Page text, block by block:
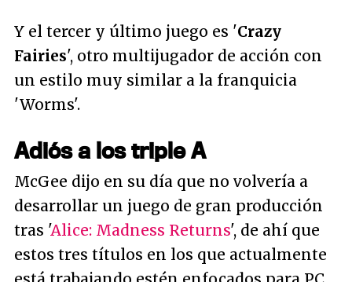
Y el tercer y último juego es 'Crazy
Fairies', otro multijugador de acción con
un estilo muy similar a la franquicia
'Worms'.
Adiós a los triple A
McGee dijo en su día que no volvería a
desarrollar un juego de gran producción
tras 'Alice: Madness Returns', de ahí que
estos tres títulos en los que actualmente